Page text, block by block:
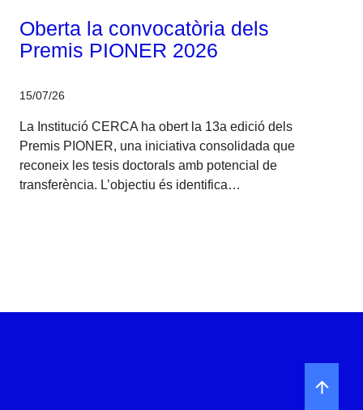
Oberta la convocatòria dels
Premis PIONER 2026
15/07/26
La Institució CERCA ha obert la 13a edició dels
Premis PIONER, una iniciativa consolidada que
reconeix les tesis doctorals amb potencial de
transferència. L’objectiu és identifica…